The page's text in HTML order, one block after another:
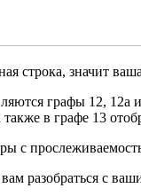
строка, значит
графы 12, 12а
в графе 13
с
разобраться с